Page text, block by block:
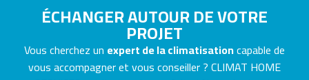
ÉCHANGER AUTOUR DE VOTRE
PROJET
Vous cherchez un expert de la climatisationcapable de
vous accompagner et vous conseiller ? CLIMAT HOME